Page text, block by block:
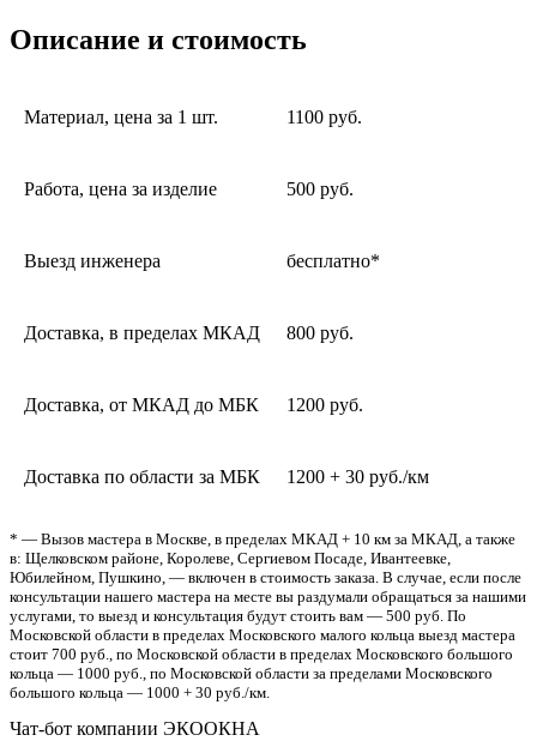
Описание и стоимость
Материал, цена за 1 шт. 1100 руб.
Работа, цена за изделие 500 руб.
Выезд инженера бесплатно*
Доставка, в пределах МКАД 800 руб.
Доставка, от МКАД до МБК 1200 руб.
Доставка по области за МБК 1200 + 30 руб./км
* — Вызов мастера в Москве, в пределах МКАД + 10 км за МКАД, а также
в: Щелковском районе, Королеве, Сергиевом Посаде, Ивантеевке,
Юбилейном, Пушкино, — включен в стоимость заказа. В случае, если после
консультации нашего мастера на месте вы раздумали обращаться за нашими
услугами, то выезд и консультация будут стоить вам — 500 руб. По
Московской области в пределах Московского малого кольца выезд мастера
стоит 700 руб., по Московской области в пределах Московского большого
кольца — 1000 руб., по Московской области за пределами Московского
большого кольца — 1000 + 30 руб./км.
Чат-бот компании ЭКООКНА